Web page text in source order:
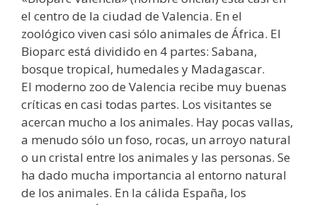
el centro de la ciudad de Valencia. En el
zoológico viven casi sólo animales de África. El
Bioparc está dividido en 4 partes: Sabana,
bosque tropical, humedales y Madagascar.
El moderno zoo de Valencia recibe muy buenas
críticas en casi todas partes. Los visitantes se
acercan mucho a los animales. Hay pocas vallas,
a menudo sólo un foso, rocas, un arroyo natural
o un cristal entre los animales y las personas. Se
ha dado mucha importancia al entorno natural
de los animales. En la cálida España, los